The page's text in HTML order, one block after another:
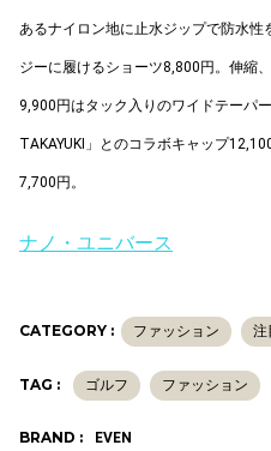
あるナイロン地に止水ジップで防水
ジーに履けるショーツ8,800円。伸縮
9,900円はタック入りのワイドテーパ
TAKAYUKI」とのコラボキャップ
7,700円。
ナノ・ユニバース
CATEGORY : ファッション 注
TAG : ゴルフ ファッション
BRAND : EVEN